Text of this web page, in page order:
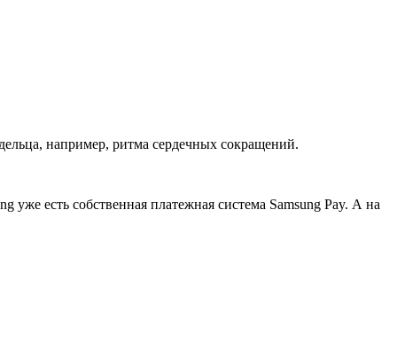
например, ритма сердечных сокращений.
есть собственная платежная система Samsung Pay. А на